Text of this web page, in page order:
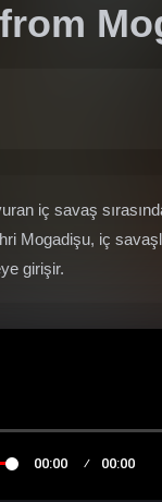
iç savaş
Mogadişu, iç
girişir.